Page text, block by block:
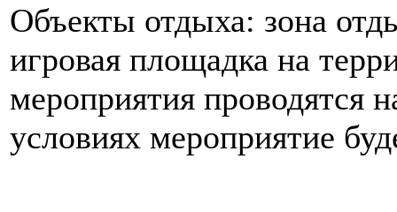
Объекты отдыха: зона
игровая площадка на
мероприятия проводятся
условиях мероприятие